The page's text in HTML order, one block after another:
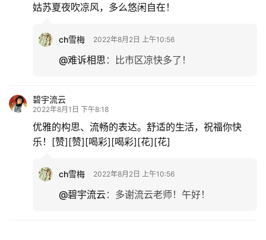
姑苏夏夜吹凉风，多么悠闲自在！
ch雪梅 2022年8月2日 上午10:56
@难诉相思 ： 比市区凉快多了！
碧宇流云
2022年8月1日 下午8:18
优雅的构思、流畅的表达。舒适的生活，祝福你快
乐！[赞][赞][喝彩][喝彩][花][花]
ch雪梅 2022年8月2日 上午10:56
@碧宇流云： 多谢流云老师！午好！